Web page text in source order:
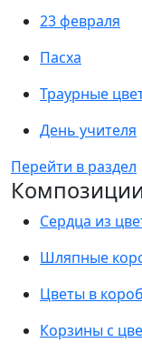
23 февраля
Пасха
Траурные
День учителя
Перейти в раздел
Композиции
Сердца из
Шляпные
Цветы в
Корзины с